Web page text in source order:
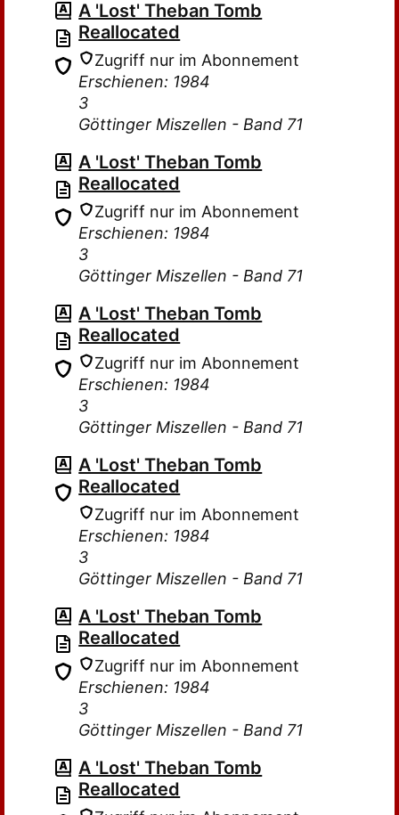
A 'Lost' Theban Tomb
Reallocated
Zugriff nur im Abonnement
Erschienen: 1984
3
Göttinger Miszellen - Band 71
A 'Lost' Theban Tomb
Reallocated
Zugriff nur im Abonnement
Erschienen: 1984
3
Göttinger Miszellen - Band 71
A 'Lost' Theban Tomb
Reallocated
Zugriff nur im Abonnement
Erschienen: 1984
3
Göttinger Miszellen - Band 71
A 'Lost' Theban Tomb
Reallocated
Zugriff nur im Abonnement
Erschienen: 1984
3
Göttinger Miszellen - Band 71
A 'Lost' Theban Tomb
Reallocated
Zugriff nur im Abonnement
Erschienen: 1984
3
Göttinger Miszellen - Band 71
A 'Lost' Theban Tomb
Reallocated